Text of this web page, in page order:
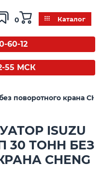
0 Каталог
60-12
55 МСК
поворотного крана
ISUZU
30 ТОНН БЕЗ
CHENG